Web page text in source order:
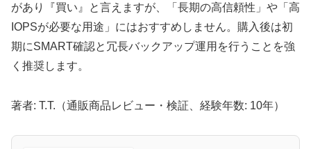
があり『買い』と言えますが、「長期の高信頼性」や「高
IOPSが必要な用途」にはおすすめしません。購入後は初
期にSMART確認と冗長バックアップ運用を行うことを強
く推奨します。
著者: T.T.（通販商品レビュー・検証、経験年数: 10年）